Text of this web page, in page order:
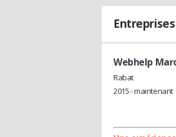
Entreprises
Webhelp
Rabat
2015 - maintenant